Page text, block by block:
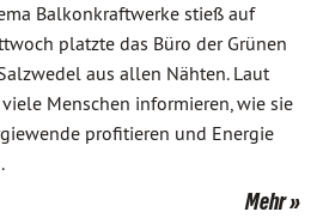
Balkonkraftwerke stieß auf
platzte das Büro der Grünen
aus allen Nähten. Laut
Menschen informieren, wie sie
profitieren und Energie
Mehr